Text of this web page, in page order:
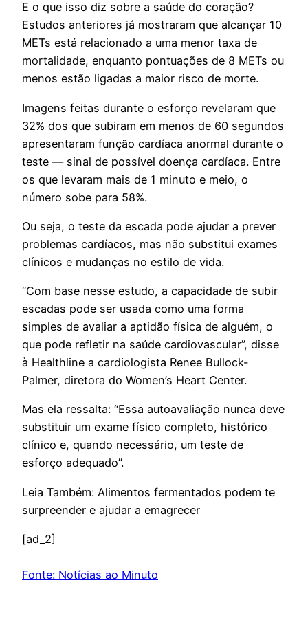
E o que isso diz sobre a saúde do coração?
Estudos anteriores já mostraram que alcançar 10
METs está relacionado a uma menor taxa de
mortalidade, enquanto pontuações de 8 METs ou
menos estão ligadas a maior risco de morte.
Imagens feitas durante o esforço revelaram que
32% dos que subiram em menos de 60 segundos
apresentaram função cardíaca anormal durante o
teste — sinal de possível doença cardíaca. Entre
os que levaram mais de 1 minuto e meio, o
número sobe para 58%.
Ou seja, o teste da escada pode ajudar a prever
problemas cardíacos, mas não substitui exames
clínicos e mudanças no estilo de vida.
“Com base nesse estudo, a capacidade de subir
escadas pode ser usada como uma forma
simples de avaliar a aptidão física de alguém, o
que pode refletir na saúde cardiovascular”, disse
à Healthline a cardiologista Renee Bullock-
Palmer, diretora do Women’s Heart Center.
Mas ela ressalta: “Essa autoavaliação nunca deve
substituir um exame físico completo, histórico
clínico e, quando necessário, um teste de
esforço adequado”.
Leia Também: Alimentos fermentados podem te
surpreender e ajudar a emagrecer
[ad_2]
Fonte: Notícias ao Minuto